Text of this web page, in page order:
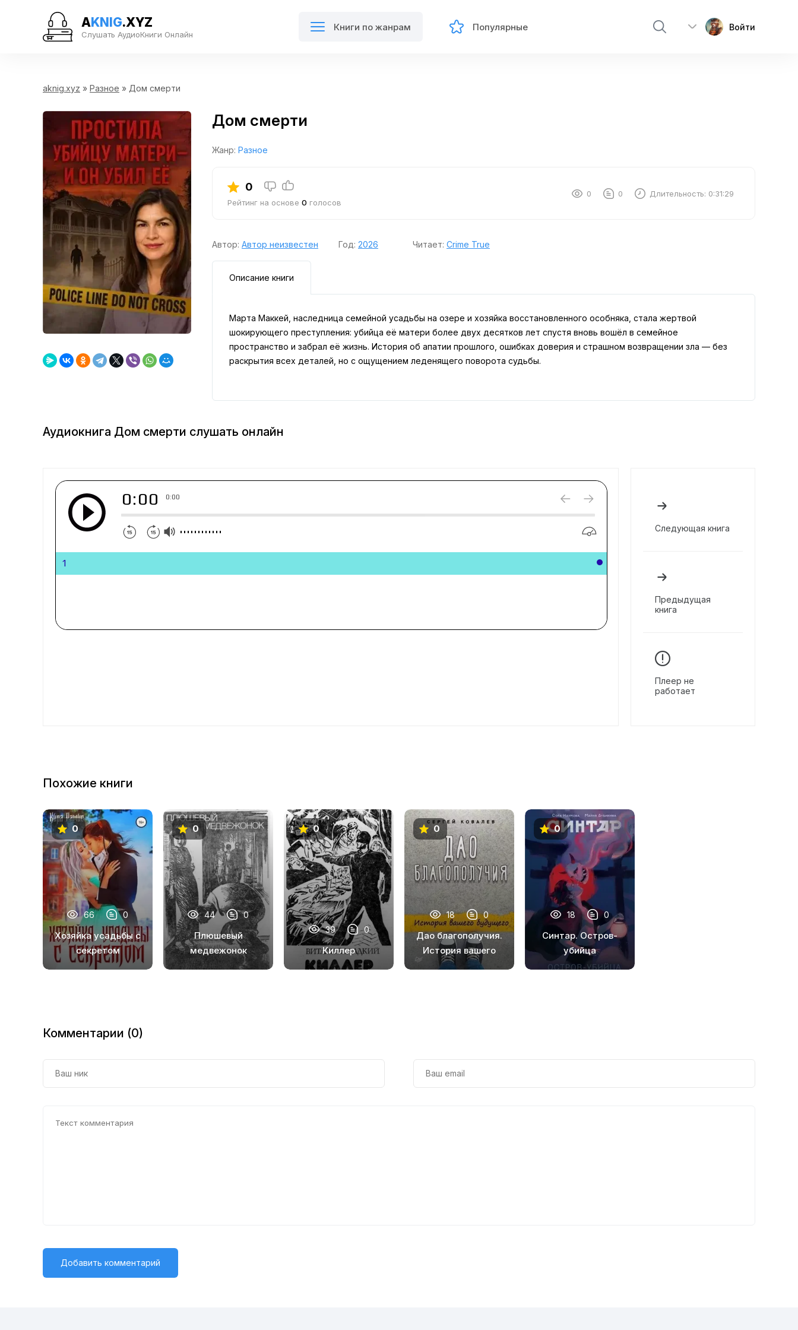
AKNIG.XYZ
Слушать АудиоКниги Онлайн
Книги по жанрам Популярные Войти
aknig.xyz » Разное » Дом смерти
Дом смерти
Жанр: Разное
0
Рейтинг на основе 0 голосов
0 0 Длительность: 0:31:29
Автор: Автор неизвестен Год: 2026 Читает: Crime True
Описание книги
Марта Маккей, наследница семейной усадьбы на озере и хозяйка восстановленного особняка, стала жертвой
шокирующего преступления: убийца её матери более двух десятков лет спустя вновь вошёл в семейное
пространство и забрал её жизнь. История об апатии прошлого, ошибках доверия и страшном возвращении зла — без
раскрытия всех деталей, но с ощущением леденящего поворота судьбы.
Аудиокнига Дом смерти слушать онлайн
0:00 0:00
1
Следующая книга
Предыдущая
книга
Плеер не
работает
Похожие книги
0
66 0
Хозяйка усадьбы с
секретом
0
44 0
Плюшевый
медвежонок
0
39 0
Киллер
0
18 0
Дао благополучия.
История вашего
будущего
0
18 0
Синтар. Остров-
убийца
Комментарии (0)